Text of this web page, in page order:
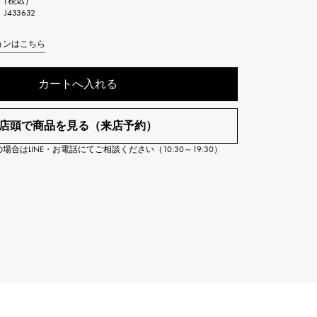
TAG HEUER
タグホイヤー
USED ALPHA
アルファ認定中古
J433632
はこちら
カートへ入れる
頭で商品を見る（来店予約）
合はLINE・お電話にてご相談ください（10:30～19:30）